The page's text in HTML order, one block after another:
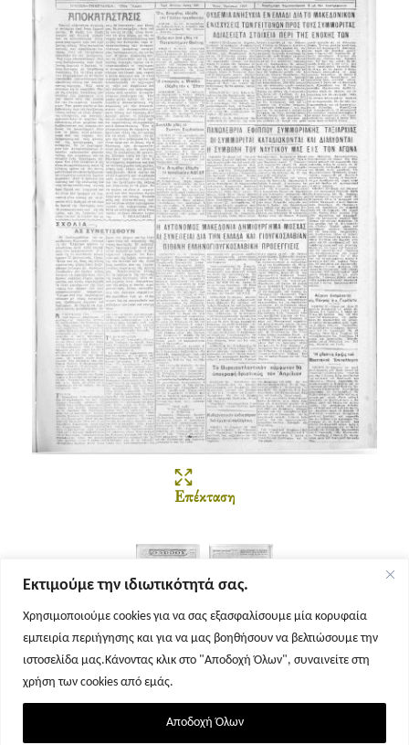
Εκτιμούμε την ιδιωτικότητά σας.
Χρησιμοποιούμε cookies για να σας εξασφαλίσουμε μία κορυφαία
εμπειρία περιήγησης και για να μας βοηθήσουν να βελτιώσουμε την
ιστοσελίδα μας.Κάνοντας κλικ στο "Αποδοχή Όλων", συναινείτε στη
χρήση των cookies από εμάς.
Αποδοχή Όλων
Επέκταση
Σελίδα 1 Σελίδα 2